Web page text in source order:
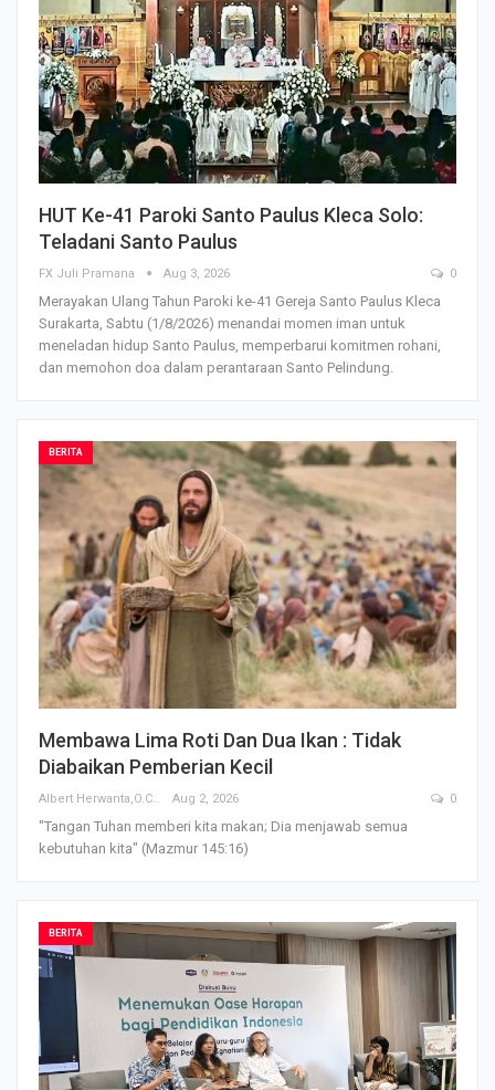
HUT Ke-41 Paroki Santo Paulus Kleca Solo:
Teladani Santo Paulus
FX Juli Pramana Aug 3, 2026 0
Merayakan Ulang Tahun Paroki ke-41 Gereja Santo Paulus Kleca
Surakarta, Sabtu (1/8/2026) menandai momen iman untuk
meneladan hidup Santo Paulus, memperbarui komitmen rohani,
dan memohon doa dalam perantaraan Santo Pelindung.
BERITA
Membawa Lima Roti Dan Dua Ikan : Tidak
Diabaikan Pemberian Kecil
Albert Herwanta,O.Carm Aug 2, 2026 0
"Tangan Tuhan memberi kita makan; Dia menjawab semua
kebutuhan kita" (Mazmur 145:16)
BERITA